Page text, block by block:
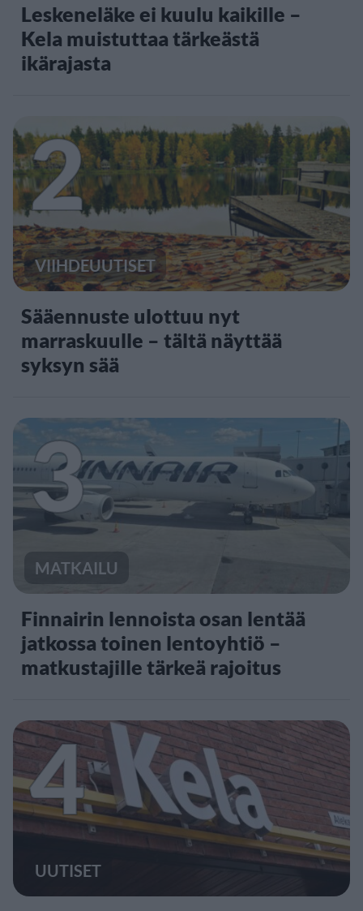
Leskeneläke ei kuulu kaikille –
Kela muistuttaa tärkeästä
ikärajasta
2
VIIHDEUUTISET
Sääennuste ulottuu nyt
marraskuulle – tältä näyttää
syksyn sää
3
MATKAILU
Finnairin lennoista osan lentää
jatkossa toinen lentoyhtiö –
matkustajille tärkeä rajoitus
4
UUTISET